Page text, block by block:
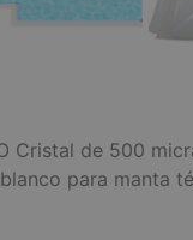
Cristal de 500
para manta